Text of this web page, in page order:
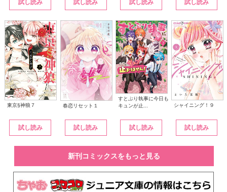
試し読み 試し読み 試し読み 試し読み
東京§神狼７
試し読み
春恋リセット１
試し読み
すとぷり執事に今日も
キュンが止...
試し読み
シャイニング！９
試し読み
新刊コミックスをもっと見る